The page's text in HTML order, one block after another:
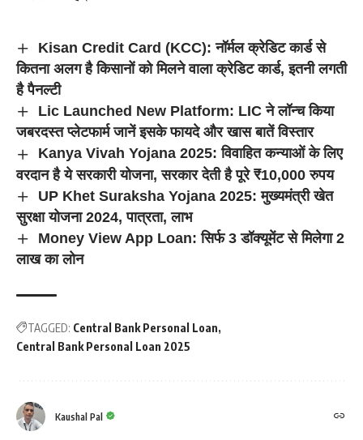
Kisan Credit Card (KCC): नॉर्मल क्रेडिट कार्ड से
कितना अलग है किसानों को मिलने वाला क्रेडिट कार्ड, इतनी लगती
है पैनल्टी
Lic Launched New Platform: LIC ने लॉन्च किया
जबरदस्त प्लेटफार्म जानें इसके फायदे और खास बातें विस्तार
Kanya Vivah Yojana 2025: विवाहित कन्याओं के लिए
वरदान है ये सरकारी योजना, सरकार देती है पूरे ₹10,000 रुपय
UP Khet Suraksha Yojana 2025: मुख्यमंत्री खेत
सुरक्षा योजना 2024, पात्रता, लाभ
Money View App Loan: सिर्फ 3 डॉक्यूमेंट से मिलेगा 2
लाख का लोन
TAGGED: Central Bank Personal Loan
Central Bank Personal Loan 2025
Kaushal Pal